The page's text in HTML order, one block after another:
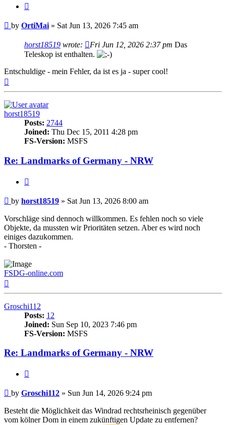
Post
by OrtiMai » Sat Jun 13, 2026 7:45 am
horst18519 wrote: Fri Jun 12, 2026 2:37 pm Das
Teleskop ist enthalten.
Entschuldige - mein Fehler, da ist es ja - super cool!
horst18519
Posts: 2744
Joined: Thu Dec 15, 2011 4:28 pm
FS-Version: MSFS
Re: Landmarks of Germany - NRW
Post
by horst18519 » Sat Jun 13, 2026 8:00 am
Vorschläge sind dennoch willkommen. Es fehlen noch so viele
Objekte, da mussten wir Prioritäten setzen. Aber es wird noch
einiges dazukommen.
- Thorsten -
FSDG-online.com
Groschi112
Posts: 12
Joined: Sun Sep 10, 2023 7:46 pm
FS-Version: MSFS
Re: Landmarks of Germany - NRW
Post
by Groschi112 » Sun Jun 14, 2026 9:24 pm
Besteht die Möglichkeit das Windrad rechtsrheinisch gegenüber
vom kölner Dom in einem zukünftigen Update zu entfernen?